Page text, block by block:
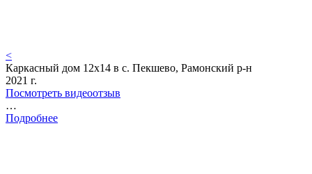
<
Каркасный дом 12х14 в с. Пекшево, Рамонский р-н
2021 г.
Посмотреть видеоотзыв
…
Подробнее